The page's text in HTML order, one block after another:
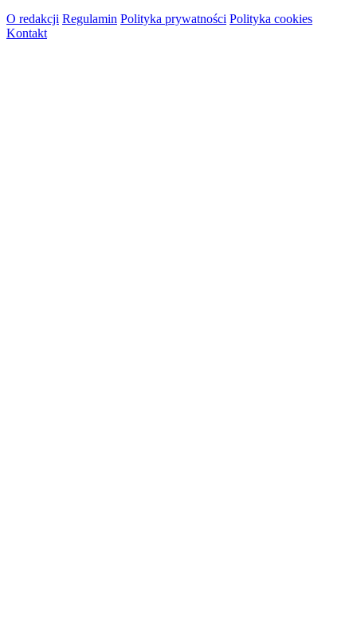
O redakcji Regulamin Polityka prywatności Polityka cookies
Kontakt